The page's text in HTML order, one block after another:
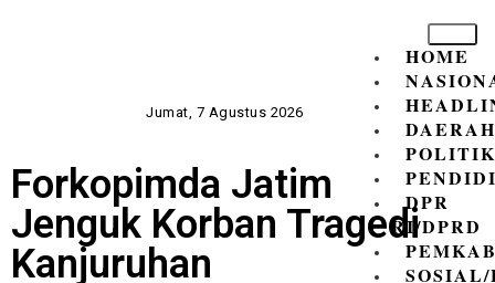
Jumat, 7 Agustus 2026
HOME
DAERAH
POLITIK
DPR
RI/DPRD
Forkopimda Jatim
Jenguk Korban Tragedi
Kanjuruhan